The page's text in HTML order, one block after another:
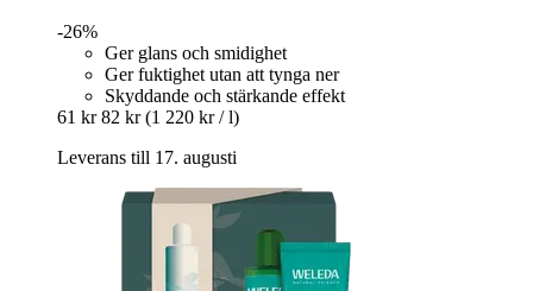
-26%
Ger glans och smidighet
Ger fuktighet utan att tynga ner
Skyddande och stärkande effekt
61 kr 82 kr (1 220 kr / l)
Leverans till 17. augusti